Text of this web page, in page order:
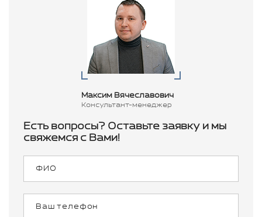
Максим Вячеславович
Консультант-менеджер
Есть вопросы? Оставьте заявку и мы
свяжемся с Вами!